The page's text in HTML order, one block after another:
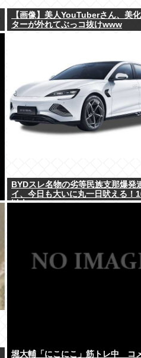
【画像】美人YouTuberさん、美
ターが外れてぶっコ抜けwww
BYDスレ名物の劣等民族支那爆発
イ、今日も大いに丸一日吠える！
以上
堀大輔「にこにこ」筋トレ中 コ